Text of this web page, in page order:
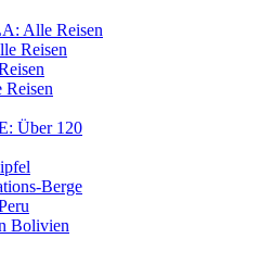
Alle Reisen
Reisen
Über 120
Berge
Bolivien